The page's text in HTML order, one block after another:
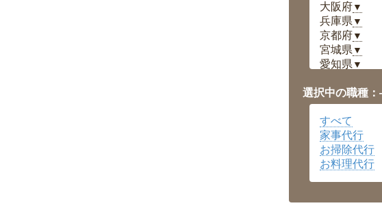
大阪府▼
兵庫県 ▼
京都府▼
宮城県 ▼
愛知県 ▼
岡山県▼
広島県▼
沖縄県
選択中の職種
すべて
家事代行
お掃除代行
お料理代行